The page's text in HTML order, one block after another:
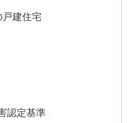
戸建住宅
認定基準